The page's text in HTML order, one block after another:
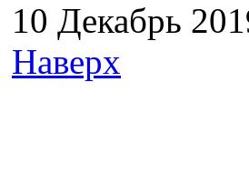
10 Декабрь
Наверх